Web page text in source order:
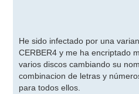
He sido infectado por una
CERBER4 y me ha encriptado
varios discos cambiando su
combinacion de letras y
para todos ellos.